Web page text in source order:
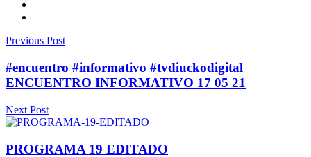
Previous Post
#encuentro #informativo #tvdiuckodigital
ENCUENTRO INFORMATIVO 17 05 21
Next Post
PROGRAMA 19 EDITADO